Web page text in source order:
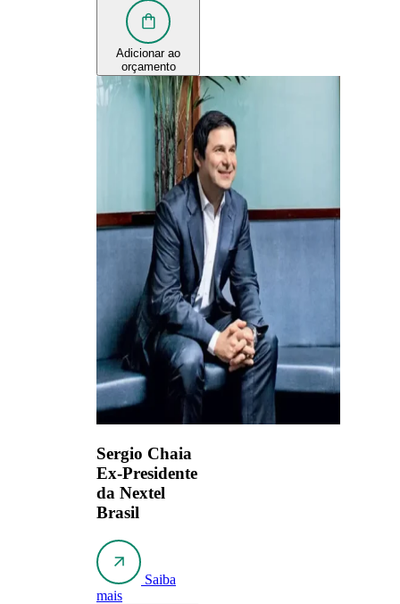
Adicionar ao
orçamento
Sergio Chaia
Ex-Presidente
da Nextel
Brasil
Saiba
mais